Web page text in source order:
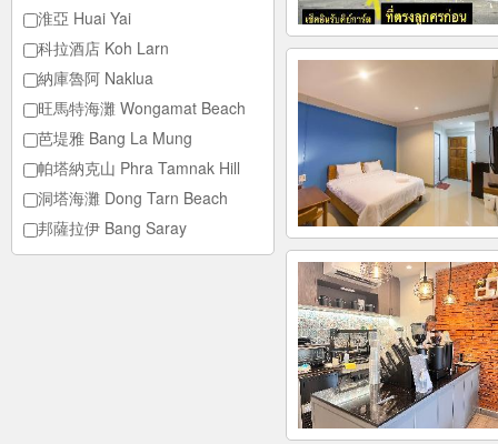
淮亞 Huai Yai
科拉酒店 Koh Larn
納庫魯阿 Naklua
旺馬特海灘 Wongamat Beach
芭堤雅 Bang La Mung
帕塔納克山 Phra Tamnak Hill
洞塔海灘 Dong Tarn Beach
邦薩拉伊 Bang Saray